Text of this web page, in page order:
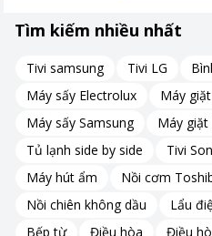
Tìm kiếm nhiều nhất
Tivi samsung Tivi LG
Máy sấy Electrolux
Máy
Máy sấy Samsung
Máy giặt
Tủ lạnh side by side
Tivi
Máy hút ẩm
Nồi cơm
Nồi chiên không dầu
Lẩu
Bếp từ
Điều hòa Điều